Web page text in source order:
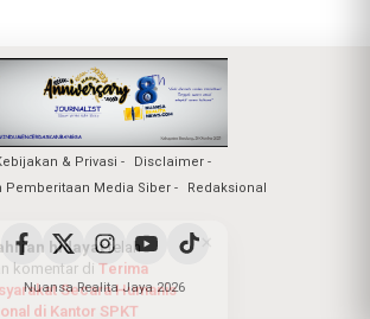
& Privasi
Disclaimer
Pemberitaan Media Siber
Redaksional
Nuansa Realita Jaya 2026